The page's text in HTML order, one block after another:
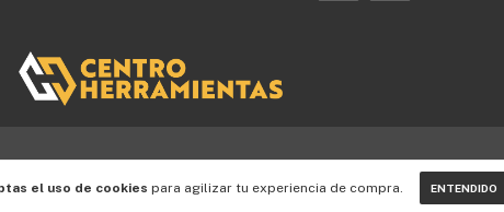
el uso de cookies para agilizar tu experiencia de compra. ENTENDIDO